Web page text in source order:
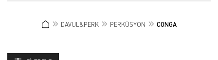
DAVUL&PERK PERKÜSYON CONGA